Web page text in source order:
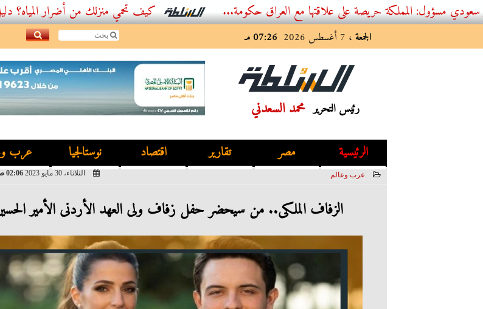
المملكة حريصة على علاقتها مع العراق حكومة... كيف تحمي منزلك من أضرار المياه؟ دليل
الجمعة ، 7 أغسطس 2026 07:26 مـ
رئيس التحرير محمد السعدني
الرئيسية مصر تقارير اقتصاد نوستالجيا عرب
عرب وعالم الثلاثاء، 30 مايو 2023 02:06 صـ
الزفاف الملكى.. من سيحضر حفل زفاف ولى العهد الأردنى الأمير